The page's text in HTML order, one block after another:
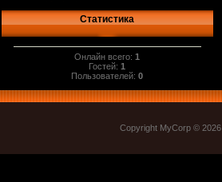
Статистика
Онлайн всего:1
Гостей:1
Пользователей:0
Copyright MyCorp © 2026